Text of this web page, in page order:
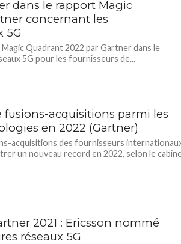
dans le rapport Magic
concernant les
5G
Quadrant 2022 par Gartner dans le
5G pour les fournisseurs de...
fusions-acquisitions parmi les
en 2022 (Gartner)
acquisitions des fournisseurs
un nouveau record en 2022, selon le
2021 : Ericsson nommé
réseaux 5G